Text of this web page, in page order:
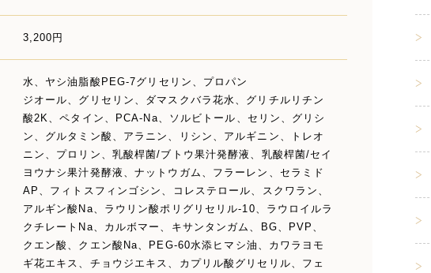
3,200円
水、ヤシ油脂酸PEG-7グリセリン、プロパン
ジオール、グリセリン、ダマスクバラ花水、グリチルリチン
酸2K、ペタイン、PCA-Na、ソルビトール、セリン、グリシ
ン、グルタミン酸、アラニン、リシン、アルギニン、トレオ
ニン、プロリン、乳酸桿菌/ブトウ果汁発酵液、乳酸桿菌/セイ
ヨウナシ果汁発酵液、ナットウガム、フラーレン、セラミド
AP、フィトスフィンゴシン、コレステロール、スクワラン、
アルギン酸Na、ラウリン酸ポリグリセリル-10、ラウロイルラ
クチレートNa、カルボマー、キサンタンガム、BG、PVP、
クエン酸、クエン酸Na、PEG-60水添ヒマシ油、カワラヨモ
ギ花エキス、チョウジエキス、カプリル酸グリセリル、フェ